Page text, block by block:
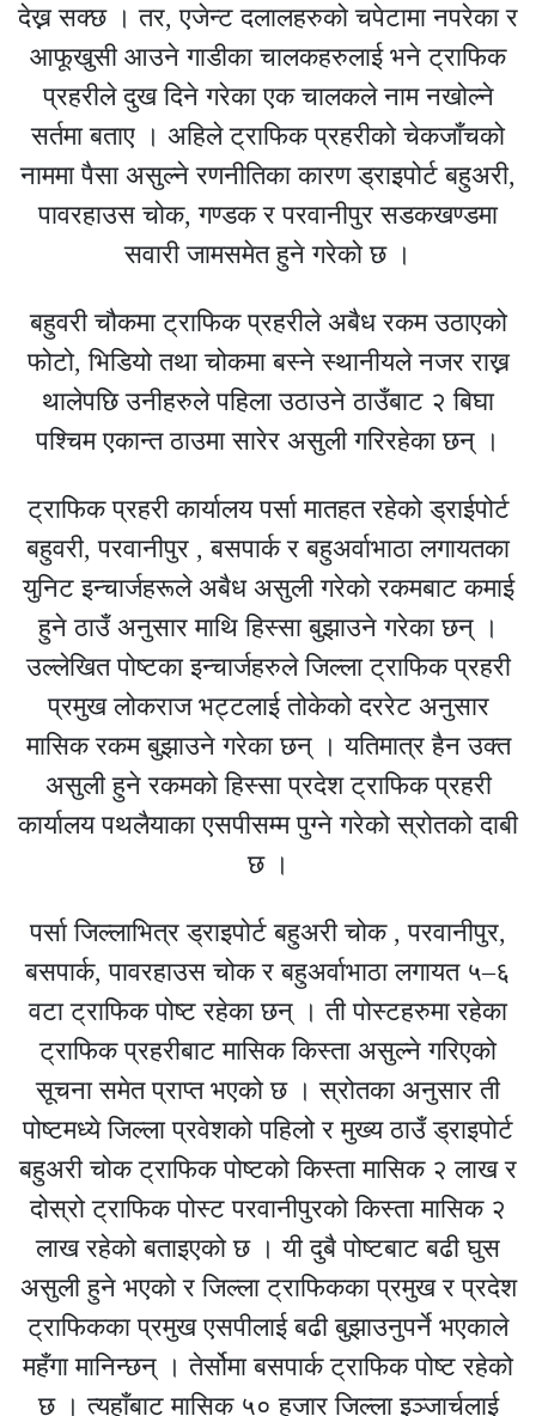
देख्न सक्छ । तर, एजेन्ट दलालहरुको चपेटामा नपरेका र
आफूखुसी आउने गाडीका चालकहरुलाई भने ट्राफिक
प्रहरीले दुख दिने गरेका एक चालकले नाम नखोल्ने
सर्तमा बताए । अहिले ट्राफिक प्रहरीको चेकजाँचको
नाममा पैसा असुल्ने रणनीतिका कारण ड्राइपोर्ट बहुअरी,
पावरहाउस चोक, गण्डक र परवानीपुर सडकखण्डमा
सवारी जामसमेत हुने गरेको छ ।
बहुवरी चौकमा ट्राफिक प्रहरीले अबैध रकम उठाएको
फोटो, भिडियो तथा चोकमा बस्ने स्थानीयले नजर राख्न
थालेपछि उनीहरुले पहिला उठाउने ठाउँबाट २ बिघा
पश्चिम एकान्त ठाउमा सारेर असुली गरिरहेका छन् ।
ट्राफिक प्रहरी कार्यालय पर्सा मातहत रहेको ड्राईपोर्ट
बहुवरी, परवानीपुर , बसपार्क र बहुअर्वाभाठा लगायतका
युनिट इन्चार्जहरूले अबैध असुली गरेको रकमबाट कमाई
हुने ठाउँ अनुसार माथि हिस्सा बुझाउने गरेका छन् ।
उल्लेखित पोष्टका इन्चार्जहरुले जिल्ला ट्राफिक प्रहरी
प्रमुख लोकराज भट्टलाई तोकेको दररेट अनुसार
मासिक रकम बुझाउने गरेका छन् । यतिमात्र हैन उक्त
असुली हुने रकमको हिस्सा प्रदेश ट्राफिक प्रहरी
कार्यालय पथलैयाका एसपीसम्म पुग्ने गरेको स्रोतको दाबी
छ ।
पर्सा जिल्लाभित्र ड्राइपोर्ट बहुअरी चोक , परवानीपुर,
बसपार्क, पावरहाउस चोक र बहुअर्वाभाठा लगायत ५–६
वटा ट्राफिक पोष्ट रहेका छन् । ती पोस्टहरुमा रहेका
ट्राफिक प्रहरीबाट मासिक किस्ता असुल्ने गरिएको
सूचना समेत प्राप्त भएको छ । स्रोतका अनुसार ती
पोष्टमध्ये जिल्ला प्रवेशको पहिलो र मुख्य ठाउँ ड्राइपोर्ट
बहुअरी चोक ट्राफिक पोष्टको किस्ता मासिक २ लाख र
दोस्रो ट्राफिक पोस्ट परवानीपुरको किस्ता मासिक २
लाख रहेको बताइएको छ । यी दुबै पोष्टबाट बढी घुस
असुली हुने भएको र जिल्ला ट्राफिकका प्रमुख र प्रदेश
ट्राफिकका प्रमुख एसपीलाई बढी बुझाउनुपर्ने भएकाले
महँगा मानिन्छन् । तेर्सोमा बसपार्क ट्राफिक पोष्ट रहेको
छ । त्यहाँबाट मासिक ५० हजार जिल्ला इञ्जार्चलाई